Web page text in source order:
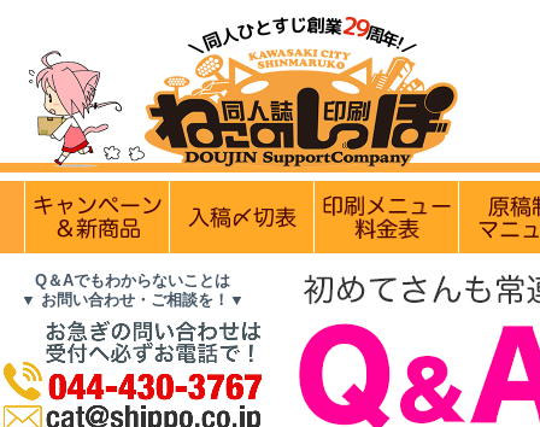
日・休業日のお知らせ】 8月10日(月)は月曜日ですが営業
Q＆Aでもわからないことは
▼ お問い合わせ・ご相談を！▼